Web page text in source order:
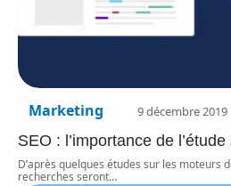
Marketing 9 décembre 2019
SEO : l’importance de
D’après quelques études sur les moteurs
recherches seront…